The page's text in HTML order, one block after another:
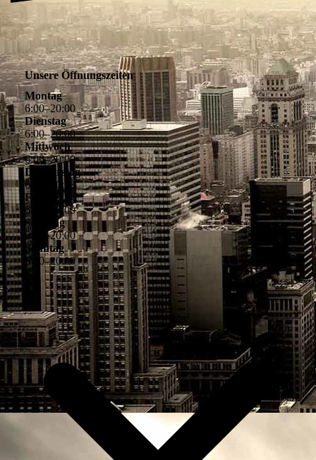
Unsere Öffnungszeiten
Montag
6:00–20:00
Dienstag
6:00–20:00
Mittwoch
6:00–20:00
Donnerstag
6
20 :00
Freitag
6: 20 :00
Samstag
6: –20:00
Sonntag
6: 00–20:00